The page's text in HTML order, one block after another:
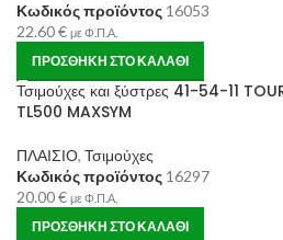
Κωδικός προϊόντος 16053
22.60€ με Φ.Π.Α.
ΠΡΟΣΘΉΚΗ ΣΤΟ ΚΑΛΆΘΙ
Τσιμούχες και ξύστρες 41-54-11
TL500 MAXSYM
ΠΛΑΙΣΙΟ, Τσιμούχες
Κωδικός προϊόντος 16297
20.00€ με Φ.Π.Α.
ΠΡΟΣΘΉΚΗ ΣΤΟ ΚΑΛΆΘΙ